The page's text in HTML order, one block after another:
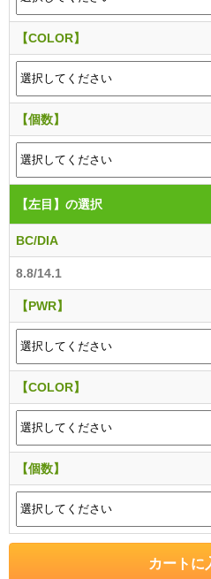
【COLOR】
【個数】
【左目】 の選択
BC/DIA
8.8/14.1
【PWR】
【COLOR】
【個数】